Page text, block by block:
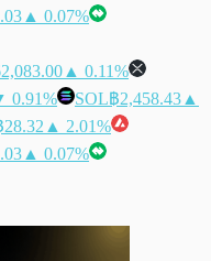
▲ 0.07%
▲ 0.11%
0.91% SOL฿2,458.43 ▲
28.32 ▲ 2.01%
▲ 0.07%